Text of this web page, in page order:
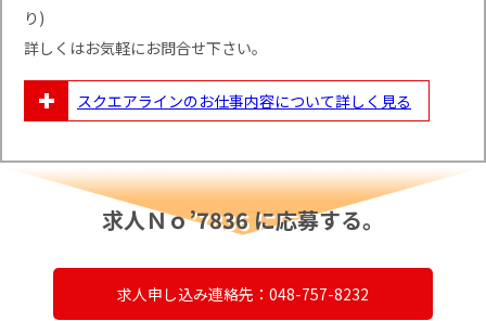
り)
詳しくはお気軽にお問合せ下さい。
スクエアラインのお仕事内容について詳しく見る
求人Ｎｏ’7836 に応募する。
求人申し込み連絡先：048-757-8232